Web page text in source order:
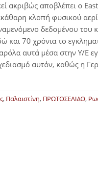
ακριβώς αποβλέπει ο
κλοπή φυσικού
δεδομένου του
και 70 χρόνια το
αυτά μέσα στην Υ/Ε
αυτόν, καθώς η
, Παλαιστίνη, ΠΡΩΤΟΣΕΛΙΔΟ,